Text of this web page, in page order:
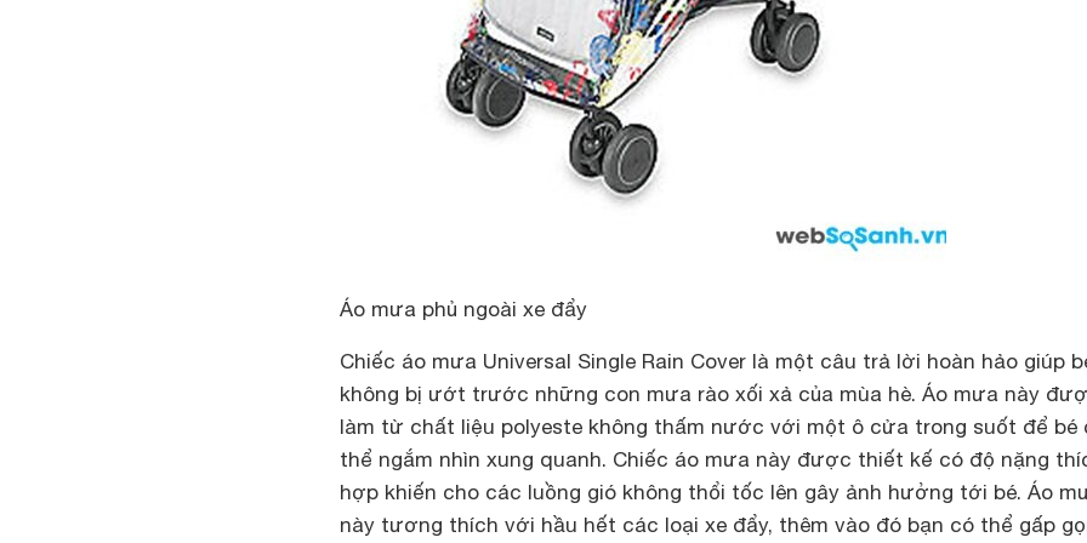
Áo mưa phủ ngoài xe đẩy
Chiếc áo mưa Universal Single Rain Cover là một câu trả lời hoàn hảo giúp
không bị ướt trước những con mưa rào xối xả của mùa hè. Áo mưa này
làm từ chất liệu polyeste không thấm nước với một ô cửa trong suốt để bé
thể ngắm nhìn xung quanh. Chiếc áo mưa này được thiết kế có độ nặng
hợp khiến cho các luồng gió không thổi tốc lên gây ảnh hưởng tới bé. Áo
này tương thích với hầu hết các loại xe đẩy, thêm vào đó bạn có thể gấp